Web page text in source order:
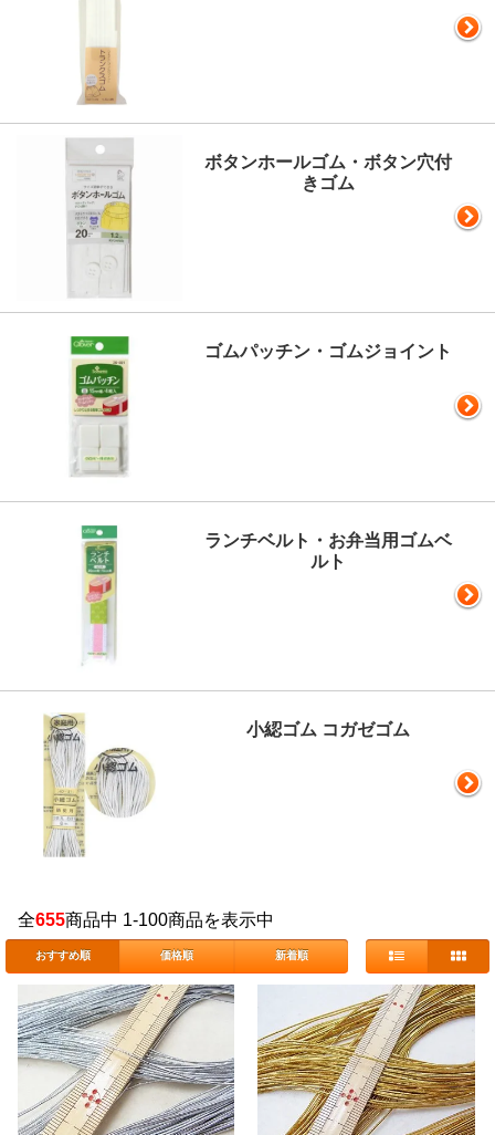
ボタンホールゴム・ボタン穴付
きゴム
ゴムパッチン・ゴムジョイント
ランチベルト・お弁当用ゴムベ
ルト
小綛ゴム コガゼゴム
全655商品中 1-100商品を表示中
おすすめ順 価格順 新着順